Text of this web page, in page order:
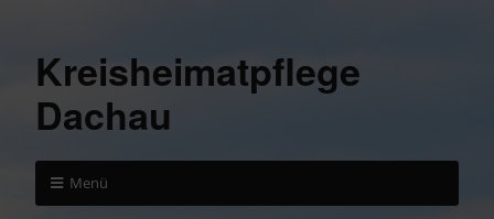
Kreisheimatpflege
Dachau
Menü